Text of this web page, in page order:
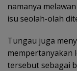
namanya
isu seolah-olah
Tungau juga
mempertanyakan
tersebut sebagai